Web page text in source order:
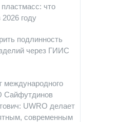
что
году
подлинность
через ГИИС
международного
Сайфутдинов
UWRO делает
современным